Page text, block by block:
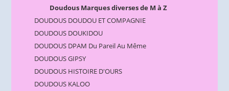
Doudous Marques diverses de M à Z
DOUDOUS DOUDOU ET COMPAGNIE
DOUDOUS DOUKIDOU
DOUDOUS DPAM Du Pareil Au Même
DOUDOUS GIPSY
DOUDOUS HISTOIRE D'OURS
DOUDOUS KALOO